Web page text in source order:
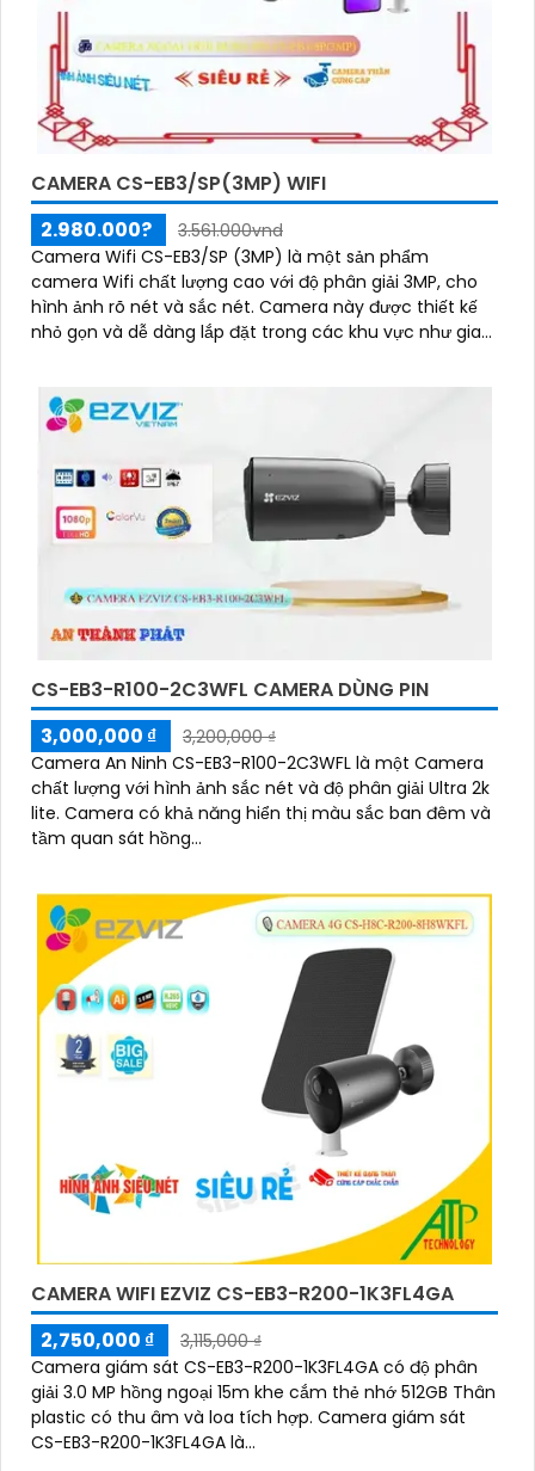
CAMERA CS-EB3/SP(3MP) WIFI
2.980.000?
3.561.000vnd
Camera Wifi CS-EB3/SP (3MP) là một sản phẩm
camera Wifi chất lượng cao với độ phân giải 3MP, cho
hình ảnh rõ nét và sắc nét. Camera này được thiết kế
nhỏ gọn và dễ dàng lắp đặt trong các khu vực như gia
CS-EB3-R100-2C3WFL CAMERA DÙNG PIN
3,000,000 ₫
3,200,000 ₫
Camera An Ninh CS-EB3-R100-2C3WFL là một Camera
chất lượng với hình ảnh sắc nét và độ phân giải Ultra 2k
lite. Camera có khả năng hiển thị màu sắc ban đêm và
tầm quan sát hồng...
CAMERA WIFI EZVIZ CS-EB3-R200-1K3FL4GA
2,750,000 ₫
3,115,000 ₫
Camera giám sát CS-EB3-R200-1K3FL4GA có độ phân
giải 3.0 MP hồng ngoại 15m khe cắm thẻ nhớ 512GB Thân
plastic có thu âm và loa tích hợp. Camera giám sát
CS-EB3-R200-1K3FL4GA là...